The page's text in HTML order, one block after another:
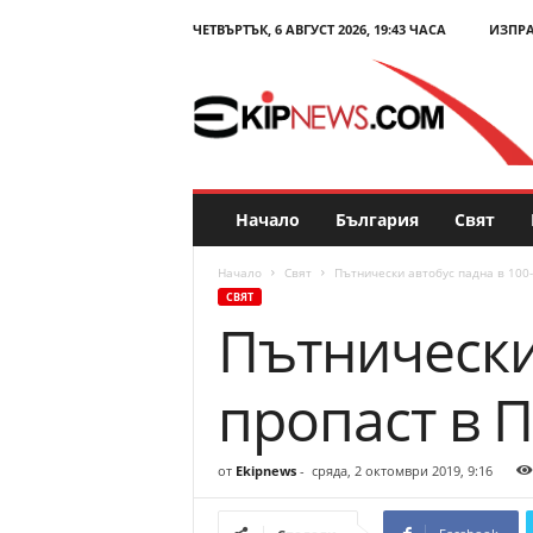
ЧЕТВЪРТЪК, 6 АВГУСТ 2026, 19:43 ЧАСА
E
p
N
Начало България Свят
Начало Свят Пътнически автобус падна в
СВЯТ
пропаст в
от Ekipnews- сряда, 2 октомври 2019, 9:16